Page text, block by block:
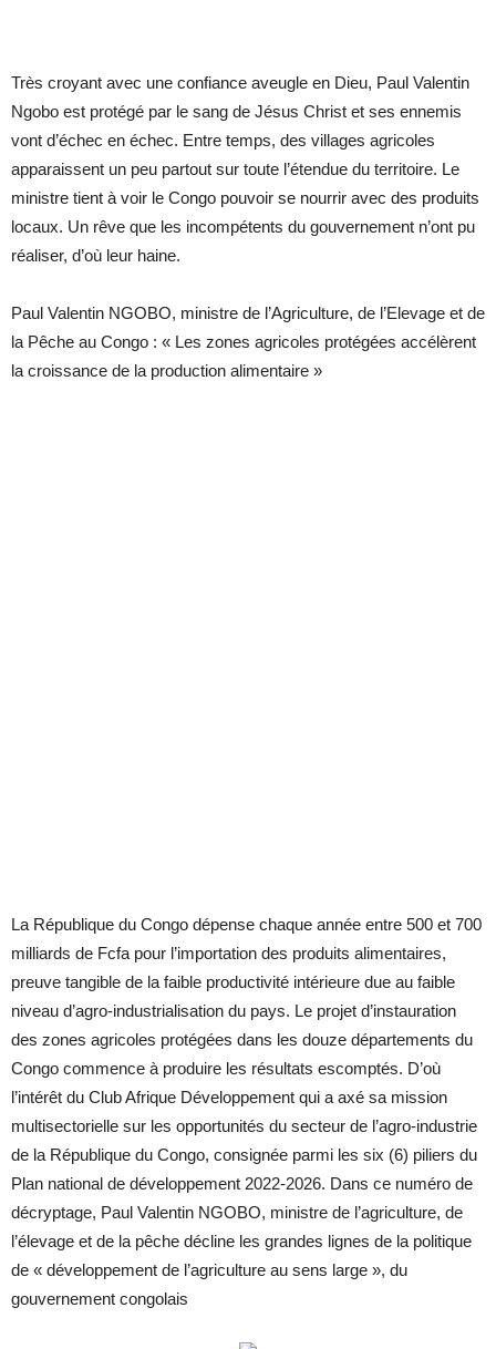
Très croyant avec une confiance aveugle en Dieu, Paul Valentin
Ngobo est protégé par le sang de Jésus Christ et ses ennemis
vont d’échec en échec. Entre temps, des villages agricoles
apparaissent un peu partout sur toute l’étendue du territoire. Le
ministre tient à voir le Congo pouvoir se nourrir avec des produits
locaux. Un rêve que les incompétents du gouvernement n’ont pu
réaliser, d’où leur haine.
Paul Valentin NGOBO, ministre de l’Agriculture, de l’Elevage et de
la Pêche au Congo : « Les zones agricoles protégées accélèrent
la croissance de la production alimentaire »
La République du Congo dépense chaque année entre 500 et 700
milliards de Fcfa pour l’importation des produits alimentaires,
preuve tangible de la faible productivité intérieure due au faible
niveau d’agro-industrialisation du pays. Le projet d’instauration
des zones agricoles protégées dans les douze départements du
Congo commence à produire les résultats escomptés. D’où
l’intérêt du Club Afrique Développement qui a axé sa mission
multisectorielle sur les opportunités du secteur de l’agro-industrie
de la République du Congo, consignée parmi les six (6) piliers du
Plan national de développement 2022-2026. Dans ce numéro de
décryptage, Paul Valentin NGOBO, ministre de l’agriculture, de
l’élevage et de la pêche décline les grandes lignes de la politique
de « développement de l’agriculture au sens large », du
gouvernement congolais